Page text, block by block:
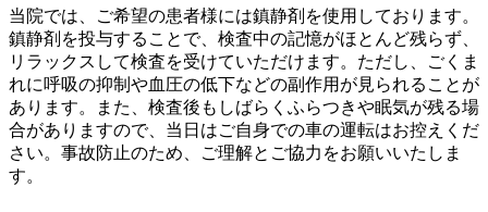
当院では、ご希望の患者様には鎮静剤を使用しております。
鎮静剤を投与することで、検査中の記憶がほとんど残らず、
リラックスして検査を受けていただけます。ただし、ごくま
れに呼吸の抑制や血圧の低下などの副作用が見られることが
あります。また、検査後もしばらくふらつきや眠気が残る場
合がありますので、当日はご自身での車の運転はお控えくだ
さい。事故防止のため、ご理解とご協力をお願いいたしま
す。